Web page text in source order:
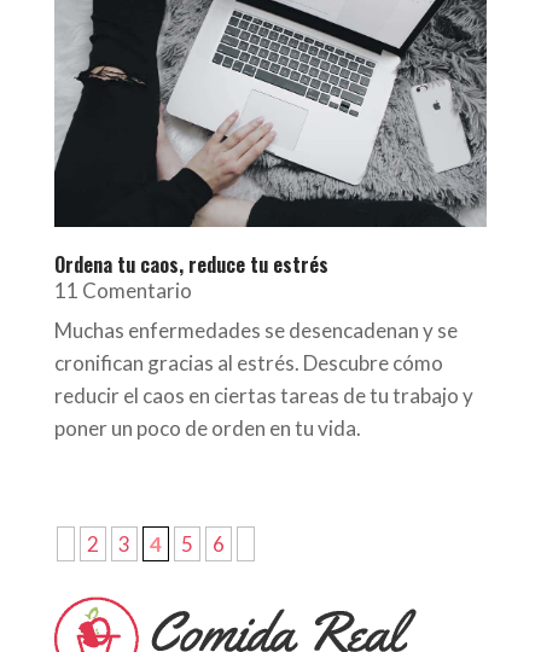
Ordena tu caos, reduce tu estrés
11 Comentario
Muchas enfermedades se desencadenan y se
cronifican gracias al estrés. Descubre cómo
reducir el caos en ciertas tareas de tu trabajo y
poner un poco de orden en tu vida.
2 3 4 5 6